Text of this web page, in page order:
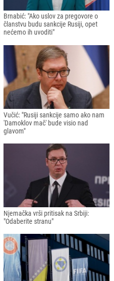
Brnabić: "Ako uslov za pregovore o
članstvu budu sankcije Rusiji, opet
nećemo ih uvoditi"
Vučić: "Rusiji sankcije samo ako nam
'Damoklov mač' bude visio nad
glavom"
Njemačka vrši pritisak na Srbiji:
"Odaberite stranu"